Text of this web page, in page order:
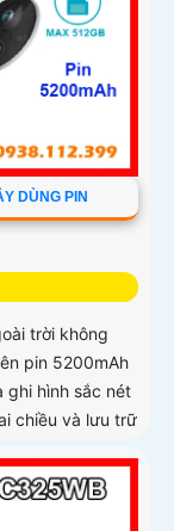
DÙNG PIN
trời không
pin 5200mAh
ghi hình sắc nét
chiều và lưu trữ